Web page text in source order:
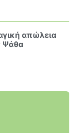
απώλεια
Ψάθα